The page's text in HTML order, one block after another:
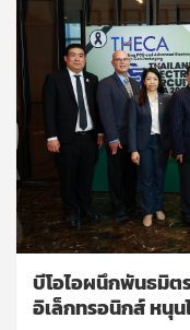
บีโอไอผนึกพันธมิต
อิเล็กทรอนิกส์ หนุ